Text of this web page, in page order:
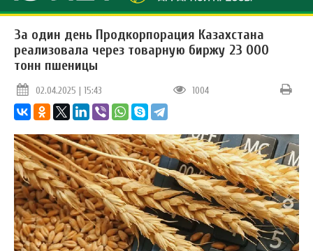
За один день Продкорпорация Казахстана
реализовала через товарную биржу 23 000
тонн пшеницы
02.04.2025 | 15:43 1004